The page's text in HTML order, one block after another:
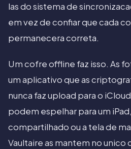
las do sistema de
em vez de confiar que cada
permanecera correta.
Um cofre offline faz isso. As
um aplicativo que as
nunca faz upload para o
podem espelhar para um
compartilhado ou a tela de
Vaultaire as mantem no unico